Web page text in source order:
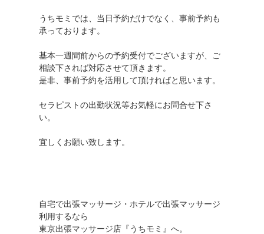
うちモミでは、当日予約だけでなく、事前予約も
承っております。
基本一週間前からの予約受付でございますが、ご
相談下されば対応させて頂きます。
是非、事前予約を活用して頂ければと思います。
セラピストの出勤状況等お気軽にお問合せ下さ
い。
宜しくお願い致します。
自宅で出張マッサージ・ホテルで出張マッサージ
利用するなら
東京出張マッサージ店『うちモミ』へ。